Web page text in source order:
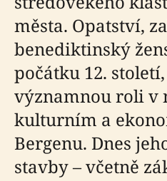
města. Opatství,
benediktinský
počátku 12.
významnou roli v
kulturním a
Bergenu. Dnes
stavby – včetně